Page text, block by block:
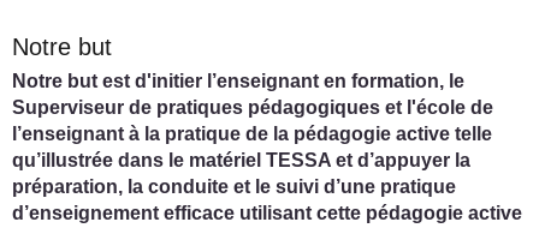
Notre but
Notre but est d'initier l’enseignant en formation, le
Superviseur de pratiques pédagogiques et l'école de
l’enseignant à la pratique de la pédagogie active telle
qu’illustrée dans le matériel TESSA et d’appuyer la
préparation, la conduite et le suivi d’une pratique
d’enseignement efficace utilisant cette pédagogie active